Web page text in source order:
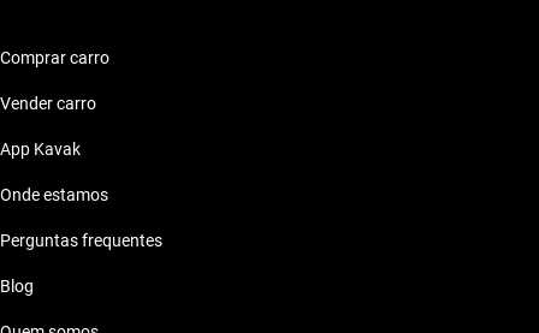
Comprar carro
Vender carro
App Kavak
Onde estamos
Perguntas frequentes
Blog